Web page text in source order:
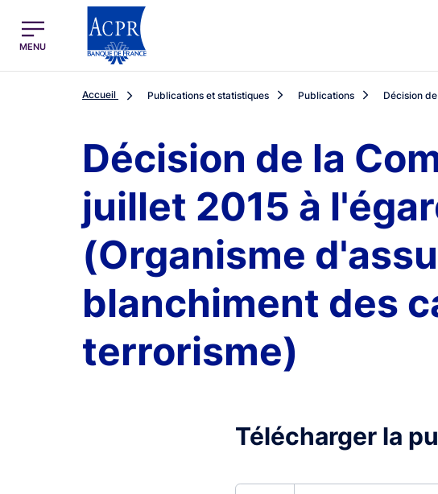
ACPR Menu Principal (French)
MENU
Accueil Publications et statistiques Publications Décision
Décision de la
juillet 2015 à
(Organisme
blanchiment des
terrorisme)
Télécharger la